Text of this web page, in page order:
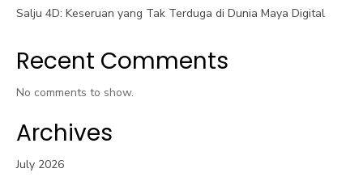
Salju 4D: Keseruan yang Tak Terduga di Dunia Maya Digital
Recent Comments
No comments to show.
Archives
July 2026